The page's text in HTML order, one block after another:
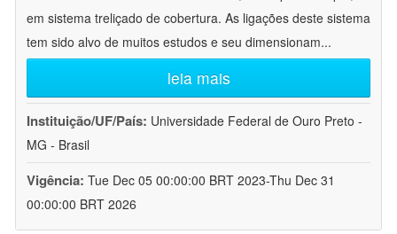
em sistema treliçado de cobertura. As ligações deste sistema
tem sido alvo de muitos estudos e seu dimensionam...
leia mais
Instituição/UF/País: Universidade Federal de Ouro Preto -
MG - Brasil
Vigência: Tue Dec 05 00:00:00 BRT 2023-Thu Dec 31
00:00:00 BRT 2026